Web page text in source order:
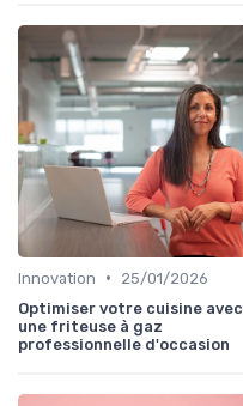
Innovation •
25/01/2026
Optimiser votre cuisine avec
une friteuse à gaz
professionnelle d'occasion